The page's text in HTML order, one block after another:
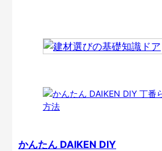
かんたん DAIKEN DIY